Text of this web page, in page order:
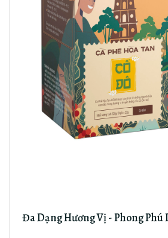
Đa Dạng Hương Vị - Phong Phú